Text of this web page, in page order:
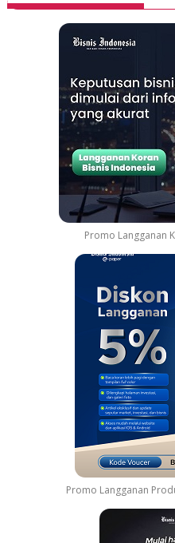
Promo Langganan
Promo Langganan